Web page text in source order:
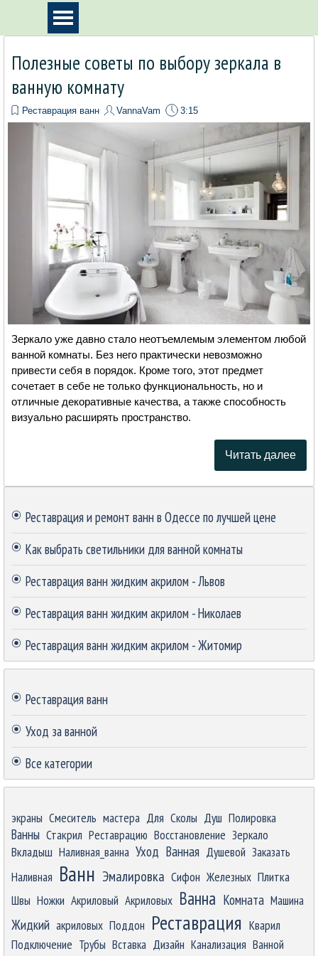
Перейти к контентуПропустить меню
Полезные советы по выбору зеркала в
ванную комнату
Реставрация ванн VannaVam 3:15
Зеркало уже давно стало неотъемлемым элементом любой
ванной комнаты. Без него практически невозможно
привести себя в порядок. Кроме того, этот предмет
сочетает в себе не только функциональность, но и
отличные декоративные качества, а также способность
визуально расширять пространство.
Читать далее
Реставрация и ремонт ванн в Одессе по лучшей цене
Как выбрать светильники для ванной комнаты
Реставрация ванн жидким акрилом - Львов
Реставрация ванн жидким акрилом - Николаев
Реставрация ванн жидким акрилом - Житомир
Реставрация ванн
Уход за ванной
Все категории
экраны Смеситель мастера Для Сколы Душ Полировка
Ванны Стакрил Реставрацию Восстановление Зеркало
Вкладыш Наливная_ванна Уход Ванная Душевой Заказать
Наливная Ванн Эмалировка Сифон Железных Плитка
Швы Ножки Акриловый Акриловых Ванна Комната Машина
Жидкий акриловых Поддон Реставрация Кварил
Подключение Трубы Вставка Дизайн Канализация Ванной